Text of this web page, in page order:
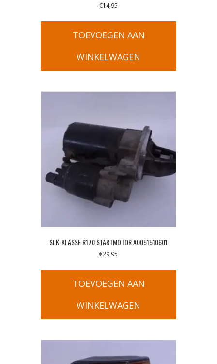
€14,95
TOEVOEGEN AAN
WINKELWAGEN
SLK-KLASSE R170 STARTMOTOR A0051510601
€29,95
TOEVOEGEN AAN
WINKELWAGEN